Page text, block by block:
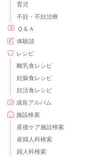
育児
不妊・不妊治療
Ｑ＆Ａ
体験談
レシピ
離乳食レシピ
妊娠食レシピ
妊活食レシピ
成長アルバム
施設検索
産後ケア施設検索
産婦人科検索
婦人科検索